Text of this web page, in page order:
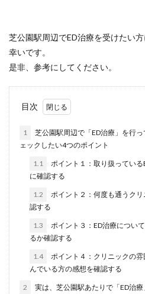
芝公園駅周辺でED治療を受けたい
幸いです。
是非、参考にしてください。
目次
1
芝公園駅周辺で「ED治療」を行
ェックしたい4つのポイント
1.1
ポイント１：取り扱ってい
に確認する
1.2
ポイント２：何度も通うク
認する
1.3
ポイント３：ED治療につい
るか確認する
1.4
ポイント４：クリニックの
んでいる方の感想を確認する
2
実は、芝公園駅あたりで「ED治